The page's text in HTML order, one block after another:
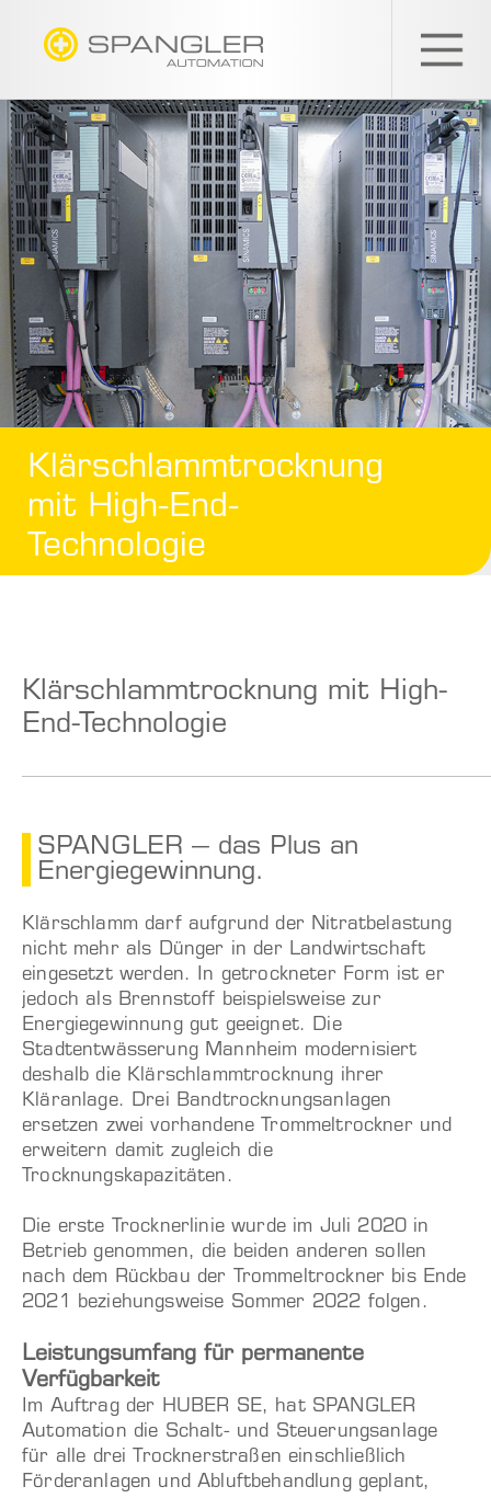
Klärschlammtrocknung
mit High-End-
Technologie
Klärschlammtrocknung mit High-
End-Technologie
SPANGLER – das Plus an
Energiegewinnung.
Klärschlamm darf aufgrund der Nitratbelastung
nicht mehr als Dünger in der Landwirtschaft
eingesetzt werden. In getrockneter Form ist er
jedoch als Brennstoff beispielsweise zur
Energiegewinnung gut geeignet. Die
Stadtentwässerung Mannheim modernisiert
deshalb die Klärschlammtrocknung ihrer
Kläranlage. Drei Bandtrocknungsanlagen
ersetzen zwei vorhandene Trommeltrockner und
erweitern damit zugleich die
Trocknungskapazitäten.
Die erste Trocknerlinie wurde im Juli 2020 in
Betrieb genommen, die beiden anderen sollen
nach dem Rückbau der Trommeltrockner bis Ende
2021 beziehungsweise Sommer 2022 folgen.
Leistungsumfang für permanente
Verfügbarkeit
Im Auftrag der HUBER SE, hat SPANGLER
Automation die Schalt- und Steuerungsanlage
für alle drei Trocknerstraßen einschließlich
Förderanlagen und Abluftbehandlung geplant,